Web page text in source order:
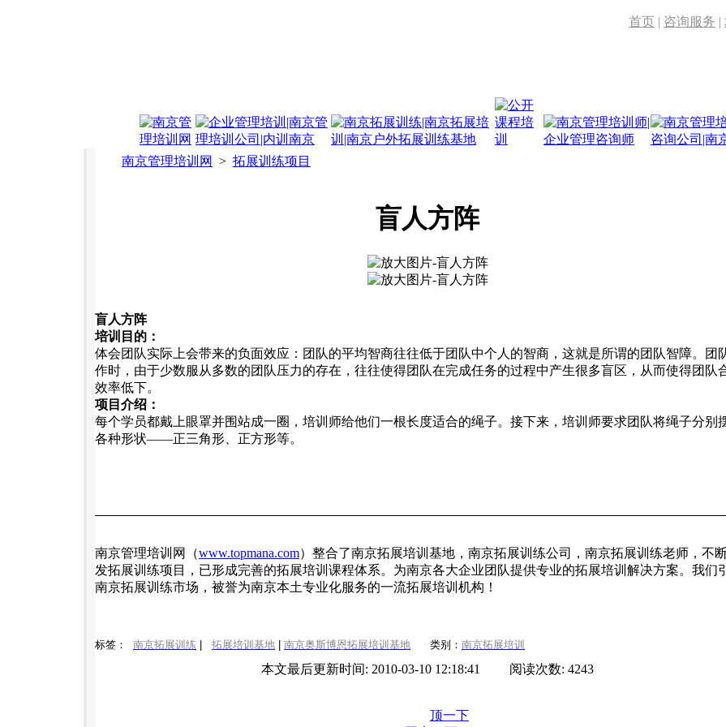
首页 | 咨询服务 |
南京管理培训网 > 拓展训练项目
盲人方阵
盲人方阵
培训目的：
体会团队实际上会带来的负面效应：团队的平均智商往往低于团队中个人的智商，这就是所谓的团队智障。团
作时，由于少数服从多数的团队压力的存在，往往使得团队在完成任务的过程中产生很多盲区，从而使得团队
效率低下。
项目介绍：
每个学员都戴上眼罩并围站成一圈，培训师给他们一根长度适合的绳子。接下来，培训师要求团队将绳子分别
各种形状——正三角形、正方形等。
南京管理培训网（www.topmana.com）整合了南京拓展培训基地，南京拓展训练公司，南京拓展训练老师，不
发拓展训练项目，已形成完善的拓展培训课程体系。为南京各大企业团队提供专业的拓展培训解决方案。我们
南京拓展训练市场，被誉为南京本土专业化服务的一流拓展培训机构！
标签： 南京拓展训练 拓展培训基地 南京奥斯博恩拓展培训基地 类别： 南京拓展培训
本文最后更新时间: 2010-03-10 12:18:41 阅读次数: 4243
顶一下